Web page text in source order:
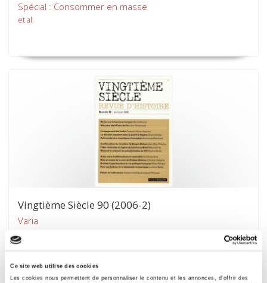
Ce site web utilise des cookies
Les cookies nous permettent de personnaliser le contenu et les annonces, d'offrir des
Spécial : Consommer en masse
et al.
Vingtième Siècle 90 (2006-2)
Varia
et al.